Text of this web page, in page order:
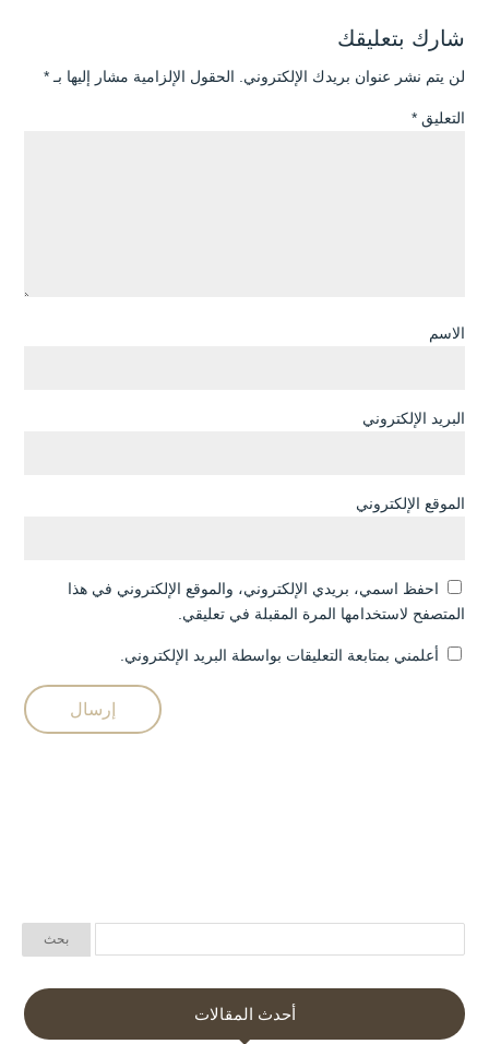
شارك بتعليقك
لن يتم نشر عنوان بريدك الإلكتروني. الحقول الإلزامية مشار إليها بـ *
التعليق *
الاسم
البريد الإلكتروني
الموقع الإلكتروني
احفظ اسمي، بريدي الإلكتروني، والموقع الإلكتروني في هذا
المتصفح لاستخدامها المرة المقبلة في تعليقي.
أعلمني بمتابعة التعليقات بواسطة البريد الإلكتروني.
أحدث المقالات